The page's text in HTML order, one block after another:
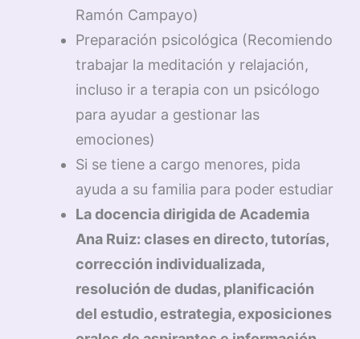
Ramón Campayo)
Preparación psicológica (Recomiendo
trabajar la meditación y relajación,
incluso ir a terapia con un psicólogo
para ayudar a gestionar las
emociones)
Si se tiene a cargo menores, pida
ayuda a su familia para poder estudiar
La docencia dirigida de Academia
Ana Ruiz: clases en directo, tutorías,
corrección individualizada,
resolución de dudas, planificación
del estudio, estrategia, exposiciones